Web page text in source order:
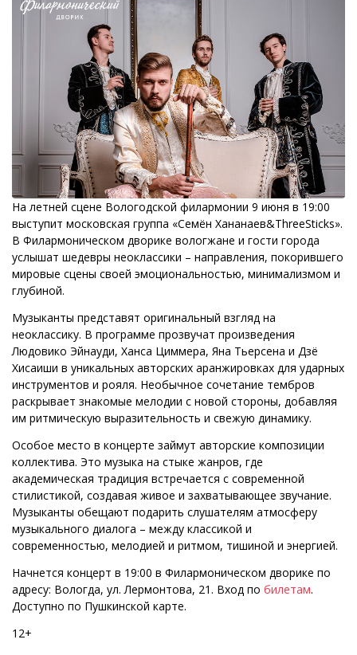
На летней сцене Вологодской филармонии 9 июня в 19:00
выступит московская группа «Семён Хананаев&ThreeSticks».
В Филармоническом дворике вологжане и гости города
услышат шедевры неоклассики – направления, покорившего
мировые сцены своей эмоциональностью, минимализмом и
глубиной.
Музыканты представят оригинальный взгляд на
неоклассику. В программе прозвучат произведения
Людовико Эйнауди, Ханса Циммера, Яна Тьерсена и Дзё
Хисаиши в уникальных авторских аранжировках для ударных
инструментов и рояля. Необычное сочетание тембров
раскрывает знакомые мелодии с новой стороны, добавляя
им ритмическую выразительность и свежую динамику.
Особое место в концерте займут авторские композиции
коллектива. Это музыка на стыке жанров, где
академическая традиция встречается с современной
стилистикой, создавая живое и захватывающее звучание.
Музыканты обещают подарить слушателям атмосферу
музыкального диалога – между классикой и
современностью, мелодией и ритмом, тишиной и энергией.
Начнется концерт в 19:00 в Филармоническом дворике по
адресу: Вологда, ул. Лермонтова, 21. Вход по билетам.
Доступно по Пушкинской карте.
12+